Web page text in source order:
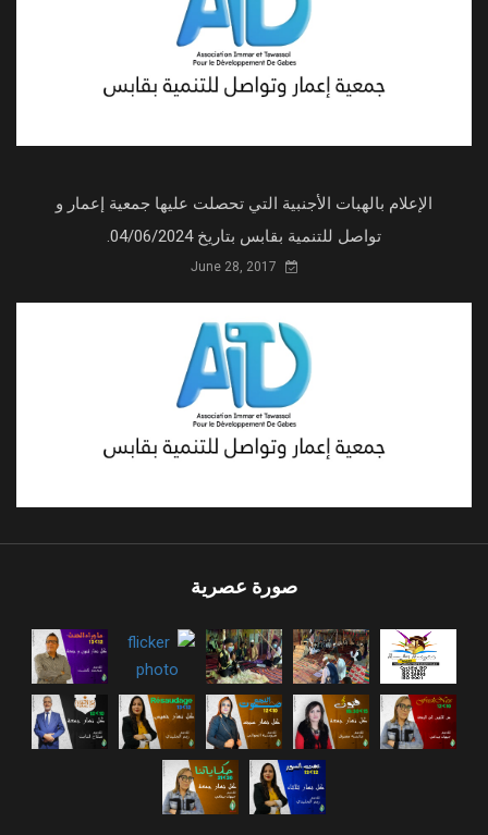
الإعلام بالهبات الأجنبية التي تحصلت عليها جمعية إعمار و
تواصل للتنمية بقابس بتاريخ 04/06/2024.
صورة عصرية